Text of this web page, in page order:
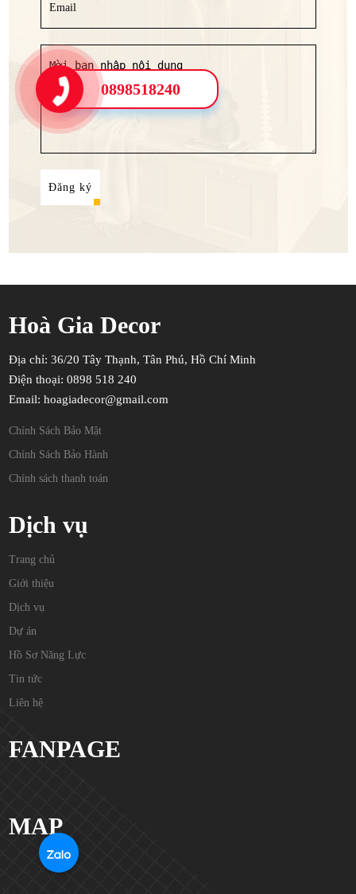
Đăng ký
Hoà Gia Decor
Địa chỉ: 36/20 Tây Thạnh, Tân Phú, Hồ Chí Minh
Điện thoại: 0898 518 240
Email: hoagiadecor@gmail.com
Chính Sách Bảo Mật
Chính Sách Bảo Hành
Chính sách thanh toán
Dịch vụ
Trang chủ
Giới thiệu
Dịch vụ
Dự án
Hồ Sơ Năng Lực
Tin tức
Liên hệ
FANPAGE
MAP
0898518240